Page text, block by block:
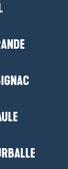
et
destination
locations
dans...
bien-être
qu’à